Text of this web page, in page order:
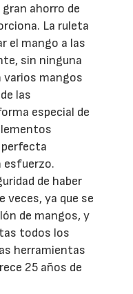
ahorro de
La ruleta
el mango a las
sin ninguna
varios mangos
las
especial de
esfuerzo.
de haber
veces, ya que se
de mangos, y
todos los
herramientas
25 años de